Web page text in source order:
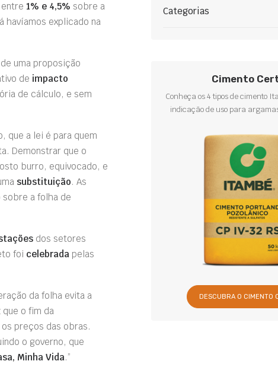
1% e 4,5% sobre a
havíamos explicado na
uma proposição
de impacto
de cálculo, e sem
que a lei é para quem
Demonstrar que o
burro, equivocado, e
substituição. As
sobre a folha de
dos setores
foi celebrada pelas
da folha evita a
o fim da
preços das obras.
o governo, que
Minha Vida.”
Categorias
Cimento
Conheça os 4 tipos de cimento
indicação de uso para
DESCUBRA O CIMENTO